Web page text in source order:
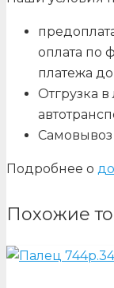
оплата по
платежа
Отгрузка
Самовывоз
Подробнее о
Похожие